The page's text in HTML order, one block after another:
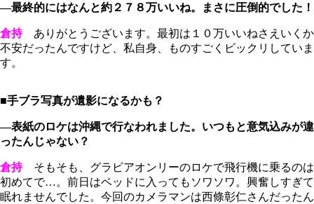
―最終的にはなんと約２７８万いいね。まさに圧倒的でした！
倉持ありがとうございます。最初は１０万いいねさえいくか
不安だったんですけど、私自身、ものすごくビックリしていま
す。
■手ブラ写真が遺影になるかも？
―表紙のロケは沖縄で行なわれました。いつもと意気込みが違
ったんじゃない？
倉持そもそも、グラビアオンリーのロケで飛行機に乗るのは
初めてで…。前日はベッドに入ってもソワソワ。興奮しすぎて
眠れませんでした。今回のカメラマンは西條彰仁さんだったん